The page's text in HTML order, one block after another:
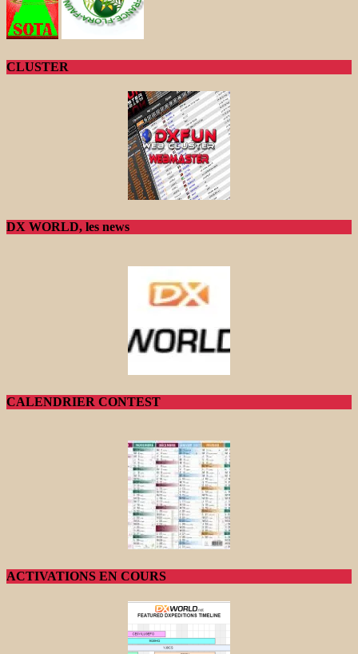
CLUSTER
DX WORLD, les news
CALENDRIER CONTEST
ACTIVATIONS EN COURS